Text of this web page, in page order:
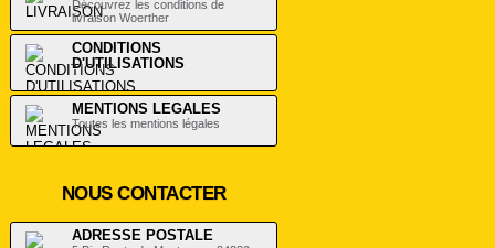
Découvrez les conditions de
livraison Woerther
CONDITIONS
D'UTILISATIONS
.
MENTIONS LEGALES
Toutes les mentions légales
NOUS CONTACTER
ADRESSE POSTALE